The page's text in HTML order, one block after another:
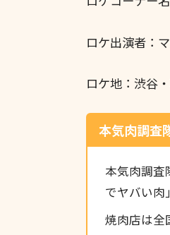
ロケ出演者：
ロケ地：渋谷
本気肉調査
本気肉調査
でヤバい肉
焼肉店は全